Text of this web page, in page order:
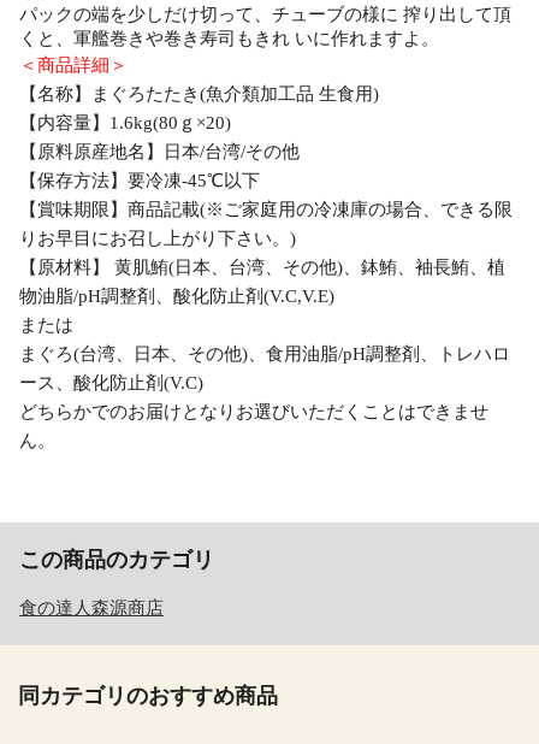
パックの端を少しだけ切って、チューブの様に 搾り出して頂
くと、軍艦巻きや巻き寿司もきれ いに作れますよ。
＜商品詳細＞
【名称】まぐろたたき(魚介類加工品 生食用)
【内容量】1.6kg(80ｇ×20)
【原料原産地名】日本/台湾/その他
【保存方法】要冷凍-45℃以下
【賞味期限】商品記載(※ご家庭用の冷凍庫の場合、できる限
りお早目にお召し上がり下さい。)
【原材料】 黄肌鮪(日本、台湾、その他)、鉢鮪、袖長鮪、植
物油脂/pH調整剤、酸化防止剤(V.C,V.E)
または
まぐろ(台湾、日本、その他)、食用油脂/pH調整剤、トレハロ
ース、酸化防止剤(V.C)
どちらかでのお届けとなりお選びいただくことはできませ
ん。
この商品のカテゴリ
食の達人森源商店
同カテゴリのおすすめ商品